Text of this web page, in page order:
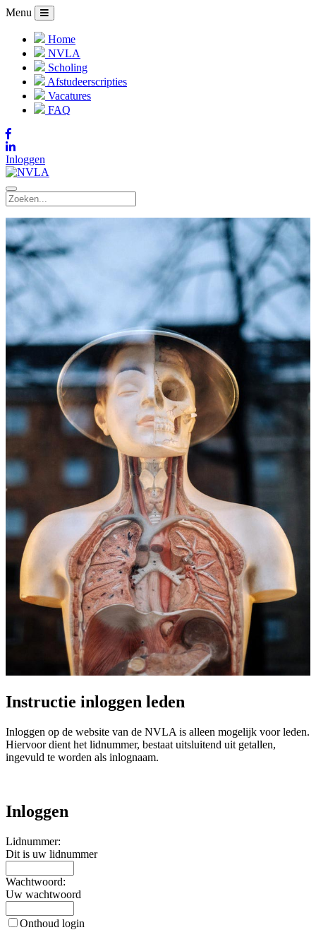
Menu
Home
NVLA
Scholing
Afstudeerscripties
Vacatures
FAQ
Inloggen
Instructie inloggen leden
Inloggen op de website van de NVLA is alleen mogelijk voor leden.
Hiervoor dient het lidnummer, bestaat uitsluitend uit getallen,
ingevuld te worden als inlognaam.
Inloggen
Lidnummer:
Dit is uw lidnummer
Wachtwoord:
Uw wachtwoord
Onthoud login